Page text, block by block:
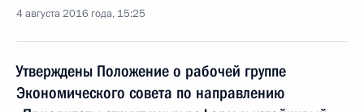
4 августа 2016 года, 15:25
Утверждены Положение о рабочей группе
Экономического совета по направлению